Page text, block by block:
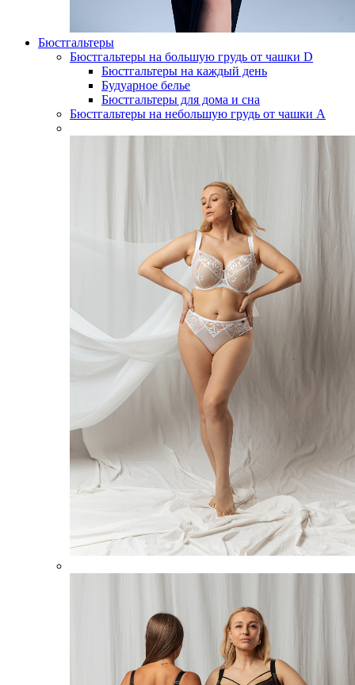
Бюстгальтеры
Бюстгальтеры на большую грудь от чашки D
Бюстгальтеры на каждый день
Будуарное белье
Бюстгальтеры для дома и сна
Бюстгальтеры на небольшую грудь от чашки А